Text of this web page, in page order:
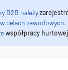
B2B należy
celach
współpracy